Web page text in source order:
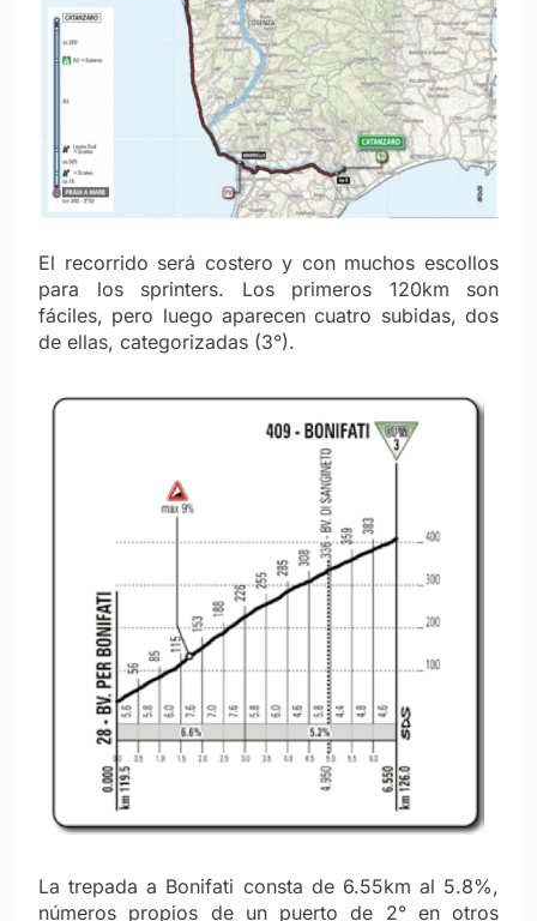
El recorrido será costero y con muchos escollos
para los sprinters. Los primeros 120km son
fáciles, pero luego aparecen cuatro subidas, dos
de ellas, categorizadas (3°).
La trepada a Bonifati consta de 6.55km al 5.8%,
números propios de un puerto de 2° en otros